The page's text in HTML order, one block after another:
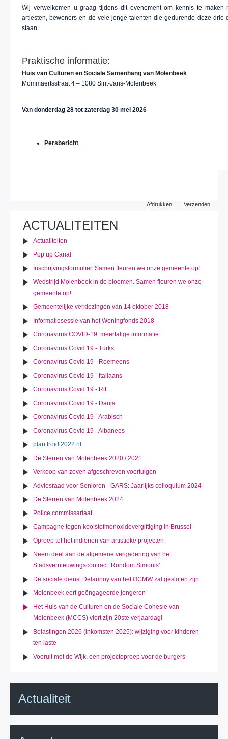
Wij verwelkomen u graag tijdens dit evenement om kennis te maken
artiesten, bewoners en de vele jonge talenten die gedurende deze drie
staan.
Praktische informatie:
Huis van Culturen en Sociale Samenhang van Molenbeek
Mommaertsstraat 4 – 1080 Sint-Jans-Molenbeek
Van donderdag 28 tot zaterdag 30 mei 2026
Persbericht
Afdrukken Verzenden
ACTUALITEITEN
Actualiteiten
Pop up Canal
Inschrijvingsformulier. Samen fleuren we onze gemeente op!
Wedstrijd Molenbeek in de bloemen. Samen fleuren we onze
gemeente op!
Gemeentelijke verkiezingen van 14 oktober 2018
Informatiesessie van het Woningfonds 2018
Coronavirus COVID-19: meertalige informatie
Coronavirus Covid 19 - Turks
Coronavirus Covid 19 - Roemeens
Coronavirus Covid 19 - Italiaans
Coronavirus Covid 19 - Rif
Coronavirus Covid 19 - Darija
Coronavirus Covid 19 - Arabisch
Coronavirus Covid 19 - Albanees
plan froid 2022 nl
De Sterren van Molenbeek 2020 / 2021
Verkoop van zeven afgeschreven voertuigen
Adviesraad voor Senioren - GARS: Jaarlijks colloquium 2024
De Sterren van Molenbeek 2024
Police commissariaat
Campagne tegen koolstofmonoxidevergiftiging in Brussel
Oproep tot het indienen van artistieke projecten
Neem deel aan de algemene vergadering van het
Stadsvernieuwingscontract ‘Rondom Simonis’
De sociale dienst Delaunoy van het OCMW zal gesloten zijn
Molenbeek eert geëngageerde jongeren
Het Huis van de Culturen en de Sociale Cohesie van
Molenbeek (MCCS) viert zijn 20ste verjaardag!
Belastingen 2026 (inkomsten 2025): wijziging voor kinderen
ten laste
Vooruit met de Wijk, een projectoproep voor de burgers
Actualiteit